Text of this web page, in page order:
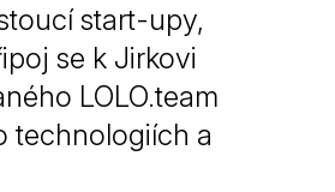
start-upy,
se k Jirkovi
LOLO.team
technologiích a